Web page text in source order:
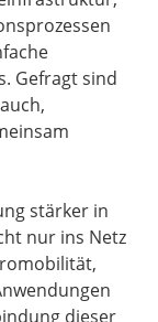
Gefragt sind
stärker in
nur ins Netz
dieser